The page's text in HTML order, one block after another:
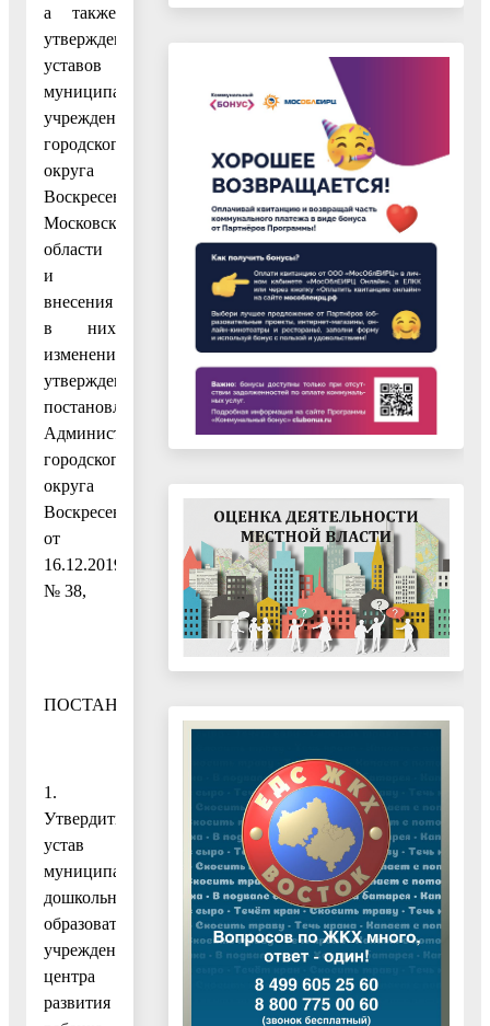
а также
утверждения
уставов
муниципальных
учреждений
городского
округа
Воскресенск
Московской
области
и
внесения
в них
изменений,
утвержденным
постановлением
Администрации
городского
округа
Воскресенск
от
16.12.2019
№ 38,
ПОСТАНОВЛЯЮ:
1.
Утвердить
устав
муниципального
дошкольного
образовательного
учреждения
центра
развития